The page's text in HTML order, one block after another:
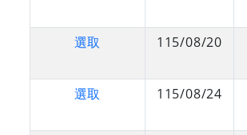
選取
115/08/20
選取
115/08/24